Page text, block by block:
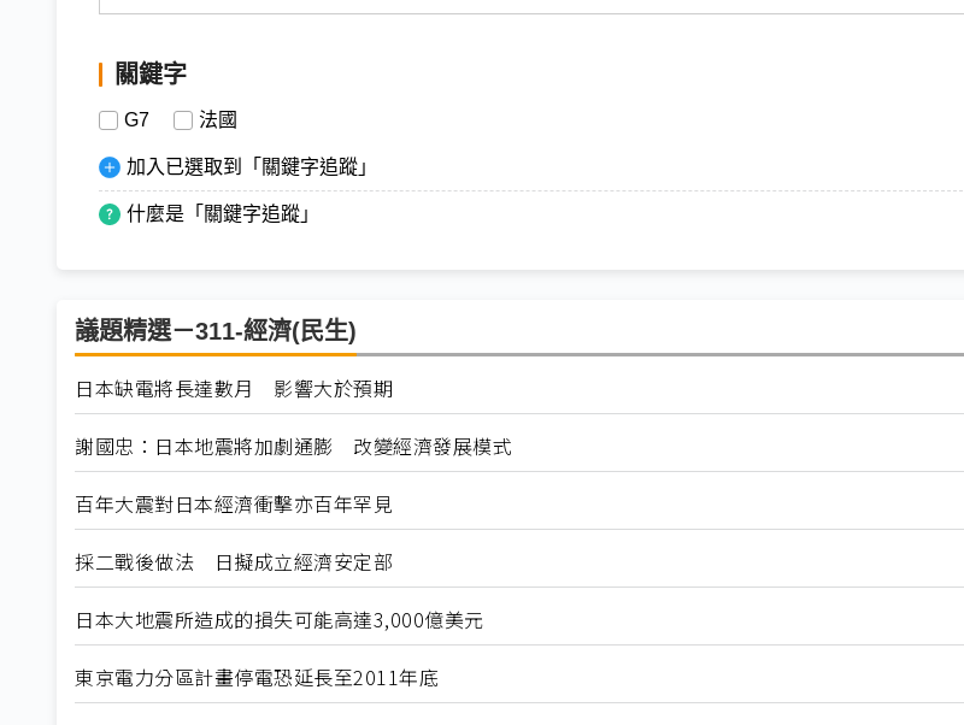
關鍵字
G7 法國
加入已選取到「關鍵字追蹤」
什麼是「關鍵字追蹤」
議題精選－311-經濟(民生)
日本缺電將長達數月 影響大於預期
謝國忠：日本地震將加劇通膨 改變經濟發展模式
百年大震對日本經濟衝擊亦百年罕見
採二戰後做法 日擬成立經濟安定部
日本大地震所造成的損失可能高達3,000億美元
東京電力分區計畫停電恐延長至2011年底